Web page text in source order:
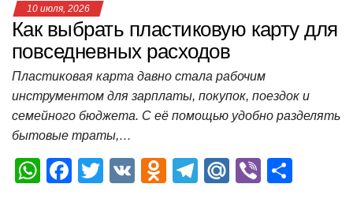
10 июля, 2026
Как выбрать пластиковую карту для
повседневных расходов
Пластиковая карта давно стала рабочим
инструментом для зарплаты, покупок, поездок и
семейного бюджета. С её помощью удобно разделять
бытовые траты,…
W
F
T
V
O
T
M
Vi